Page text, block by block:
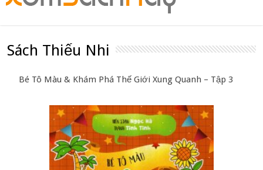
Sách Thiếu Nhi
Bé Tô Màu & Khám Phá Thế Giới Xung Quanh – Tập 3